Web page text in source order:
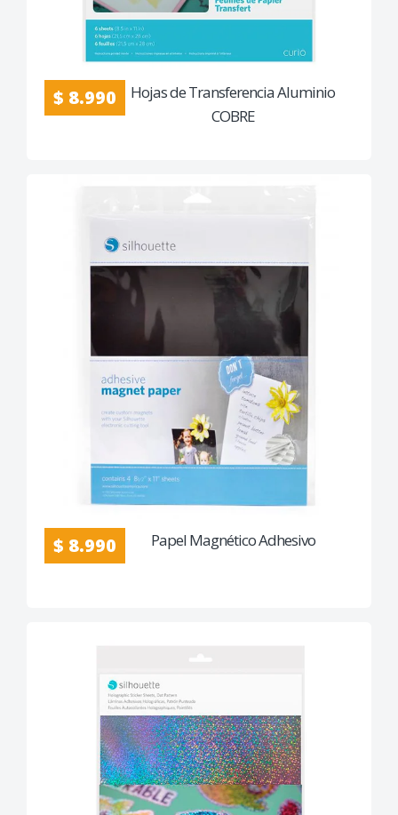
$ 8.990
Hojas de Transferencia Aluminio
COBRE
$ 8.990 Papel Magnético Adhesivo